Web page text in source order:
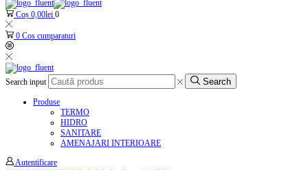
Coș 0,00lei 0
0 Cos cumparaturi
Search input Search
Produse
TERMO
HIDRO
SANITARE
AMENAJARI INTERIOARE
Autentificare